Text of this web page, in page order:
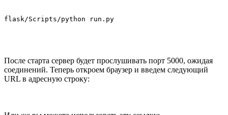
После старта сервер будет прослушивать порт 5000, ожидая
соединений. Теперь откроем браузер и введем следующий
URL в адресную строку: